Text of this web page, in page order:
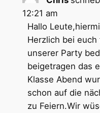
12:21 am
Hallo
Herzlich bei
unserer Party
beigetragen das
Klasse Abend
schon auf die
zu Feiern.Wir